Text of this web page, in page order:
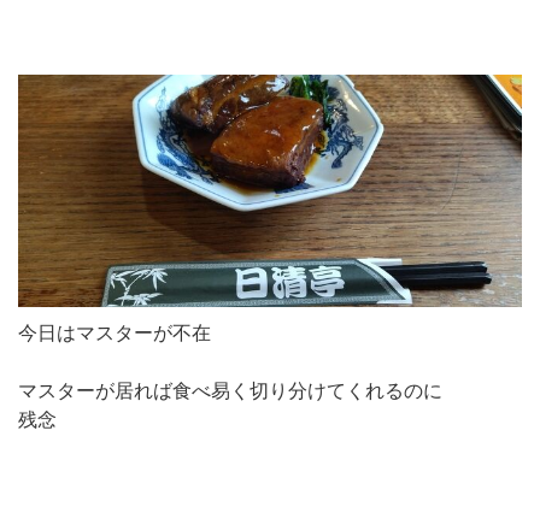
今日はマスターが不在
マスターが居れば食べ易く切り分けてくれるのに
残念